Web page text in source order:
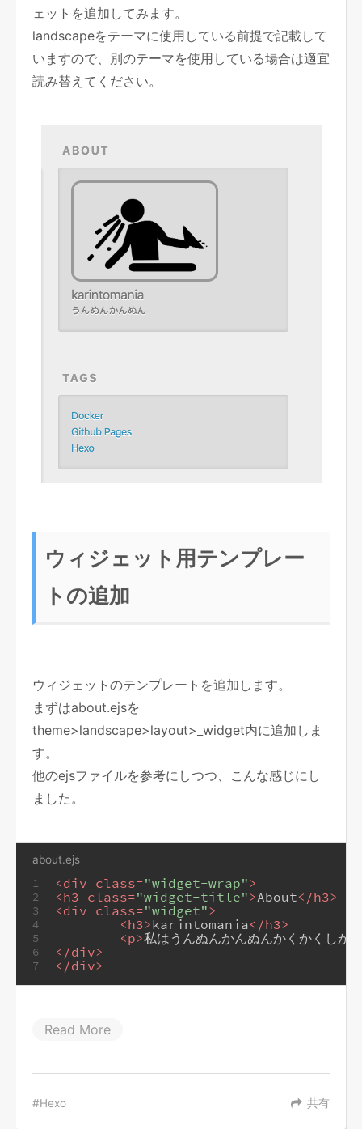
ェットを追加してみます。
landscapeをテーマに使用している前提で記載して
いますので、別のテーマを使用している場合は適宜
読み替えてください。
ウィジェット用テンプレー
トの追加
ウィジェットのテンプレートを追加します。
まずはabout.ejsを
theme>landscape>layout>_widget内に追加しま
す。
他のejsファイルを参考にしつつ、こんな感じにし
ました。
about.ejs
1
2
3
4
5
6
7
<div class="widget-wrap">
<h3 class="widget-title">About</h3>
<div class="widget">
<h3>karintomania</h3>
<p>私はうんぬんかんぬんかくかくしか
</div>
</div>
Read More
共有
Hexo